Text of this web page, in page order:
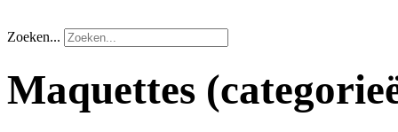
Zoeken...
Maquettes